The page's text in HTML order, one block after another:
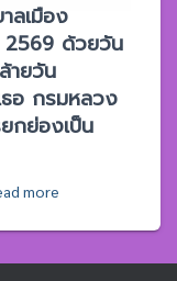
ลเมือง
2569 ด้วยวัน
ายวัน
ธอ กรมหลวง
กย่องเป็น
more